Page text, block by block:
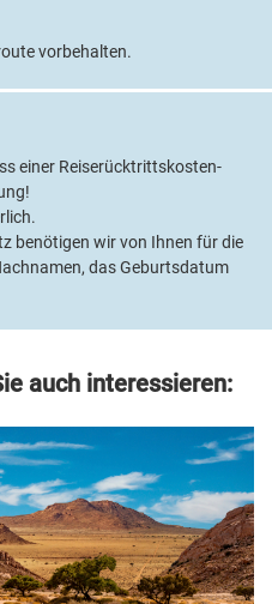
Momente am
einer Reiserücktrittskosten-
benötigen wir von Ihnen für die
das Geburtsdatum
vorbehalten.
auch interessieren: